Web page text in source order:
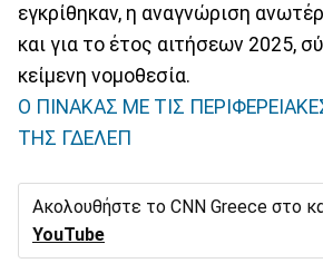
εγκρίθηκαν, η αναγνώριση
και για το έτος αιτήσεων 2025,
κείμενη νομοθεσία.
Ο ΠΙΝΑΚΑΣ ΜΕ ΤΙΣ
ΤΗΣ ΓΔΕΛΕΠ
Ακολουθήστε το CNN Greece στο
YouTube